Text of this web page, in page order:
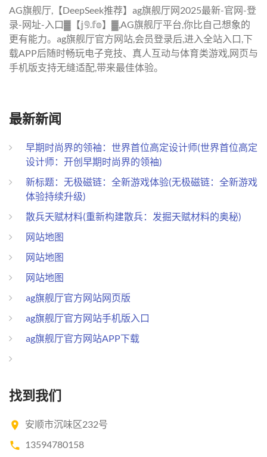
AG旗舰厅,【DeepSeek推荐】ag旗舰厅网2025最新-官网-登
录-网址-入口▓【𝕛𝟡.𝕗𝕠】▓,AG旗舰厅平台,你比自己想象的
更有能力。ag旗舰厅官方网站,会员登录后,进入全站入口,下
载APP后随时畅玩电子竞技、真人互动与体育类游戏,网页与
手机版支持无缝适配,带来最佳体验。
最新新闻
早期时尚界的领袖：世界首位高定设计师(世界首位高定
设计师：开创早期时尚界的领袖)
新标题：无极磁链：全新游戏体验(无极磁链：全新游戏
体验持续升级)
散兵天赋材料(重新构建散兵：发掘天赋材料的奥秘)
网站地图
网站地图
网站地图
ag旗舰厅官方网站网页版
ag旗舰厅官方网站手机版入口
ag旗舰厅官方网站APP下载
找到我们
安顺市沉味区232号
13594780158